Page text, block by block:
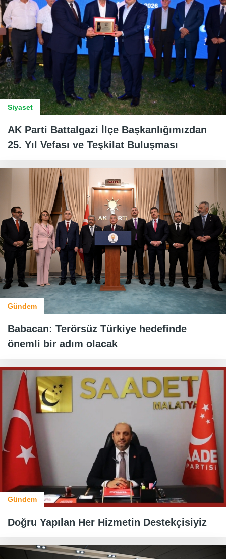
Siyaset
AK Parti Battalgazi İlçe Başkanlığımızdan
25. Yıl Vefası ve Teşkilat Buluşması
Gündem
Babacan: Terörsüz Türkiye hedefinde
önemli bir adım olacak
Gündem
Doğru Yapılan Her Hizmetin Destekçisiyiz